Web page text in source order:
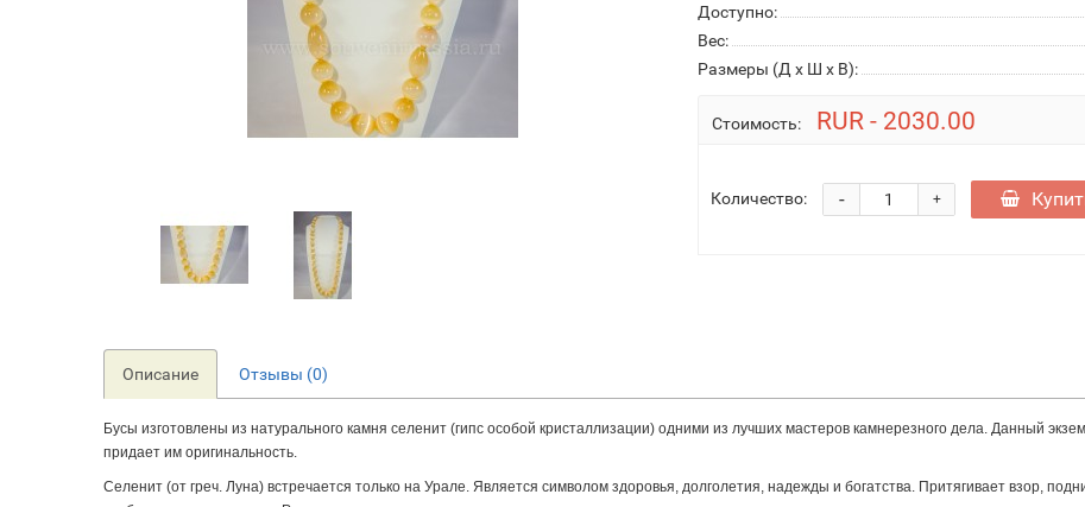
Доступно:
Вес:
Размеры (Д x Ш x В):
Стоимость: RUR - 2030.00
Количество: +
-
Описание Отзывы (0)
Бусы изготовлены из натурального камня селенит (гипс особой кристаллизации) одними из лучших мастеров камнерезного дела. Данный
придает им оригинальность.
Селенит (от греч. Луна) встречается только на Урале. Является символом здоровья, долголетия, надежды и богатства. Притягивает взор,